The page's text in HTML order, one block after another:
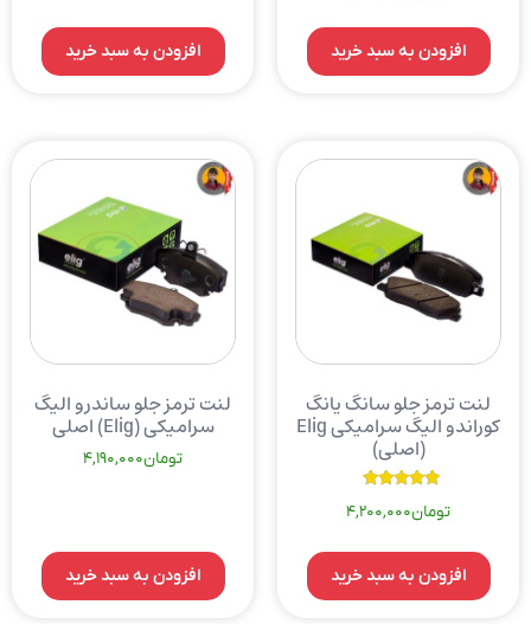
افزودن به سبد خرید افزودن به سبد خرید
لنت ترمز جلو سانگ یانگ
کوراندو الیگ سرامیکی Elig
(اصلی)
5.00تومان4,200,000
افزودن به سبد خرید
لنت ترمز جلو ساندرو الیگ
سرامیکی (Elig) اصلی
تومان4,190,000
افزودن به سبد خرید